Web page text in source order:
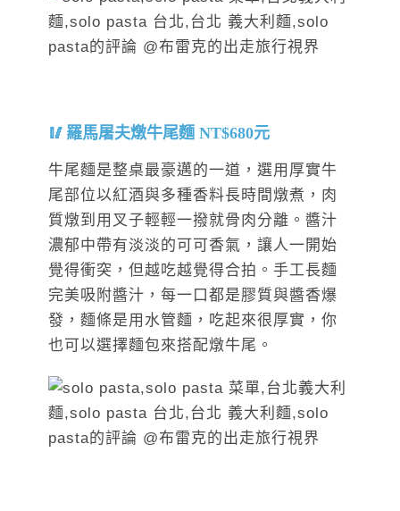
羅馬屠夫燉牛尾麵 NT$680元
牛尾麵是整桌最豪邁的一道，選用厚實牛
尾部位以紅酒與多種香料長時間燉煮，肉
質燉到用叉子輕輕一撥就骨肉分離。醬汁
濃郁中帶有淡淡的可可香氣，讓人一開始
覺得衝突，但越吃越覺得合拍。手工長麵
完美吸附醬汁，每一口都是膠質與醬香爆
發，麵條是用水管麵，吃起來很厚實，你
也可以選擇麵包來搭配燉牛尾。